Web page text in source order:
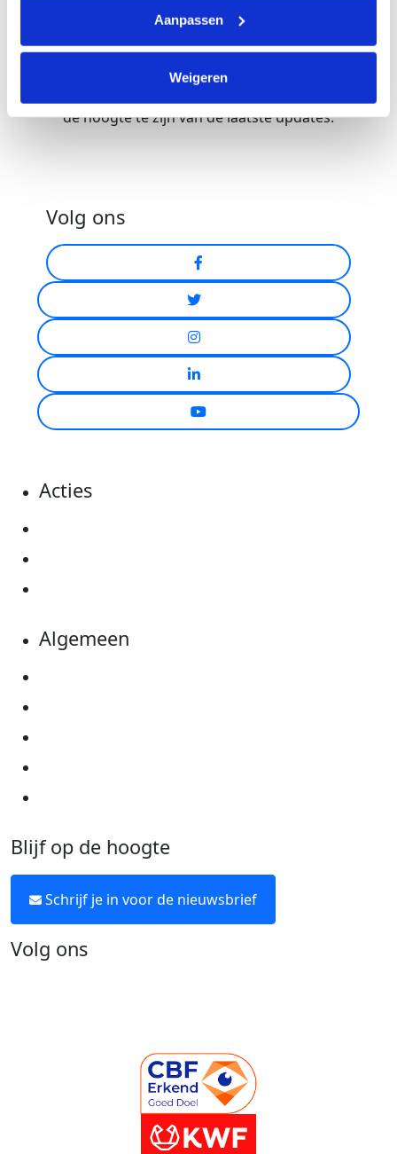
Aanpassen
Weigeren
vragen over de voorbereiding of wil je alvast
weten wie er nog meer meedoen aan het
evenement waar jij aan deelneemt? Word dan lid
Ren tegen kanker-community
de hoogte te zijn van de laatste updates.
Volg ons
Acties
Algemeen
Blijf op de hoogte
Schrijf je in voor de nieuwsbrief
Volg ons